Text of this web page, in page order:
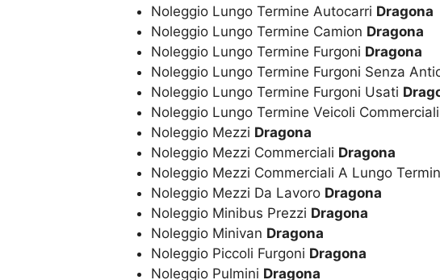
Noleggio Lungo Termine Autocarri Dragona
Noleggio Lungo Termine Camion Dragona
Noleggio Lungo Termine Furgoni Dragona
Noleggio Lungo Termine Furgoni Senza
Noleggio Lungo Termine Furgoni Usati
Noleggio Lungo Termine Veicoli Commerciali
Noleggio Mezzi Dragona
Noleggio Mezzi Commerciali Dragona
Noleggio Mezzi Commerciali A Lungo
Noleggio Mezzi Da Lavoro Dragona
Noleggio Minibus Prezzi Dragona
Noleggio Minivan Dragona
Noleggio Piccoli Furgoni Dragona
Noleggio Pulmini Dragona